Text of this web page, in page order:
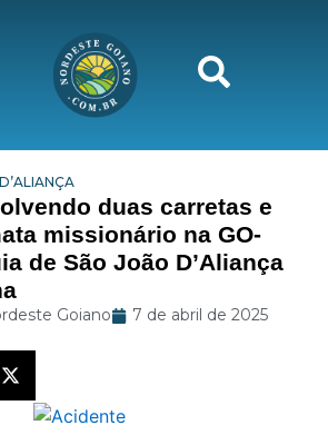
duas carretas e
missionário na GO-
de São João D’Aliança
Goiano
7 de abril de 2025